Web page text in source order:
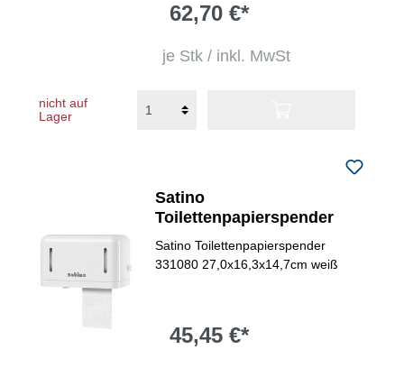
62,70 €*
je Stk / inkl. MwSt
nicht auf
Lager
Satino
Toilettenpapierspender
Satino Toilettenpapierspender
331080 27,0x16,3x14,7cm weiß
45,45 €*